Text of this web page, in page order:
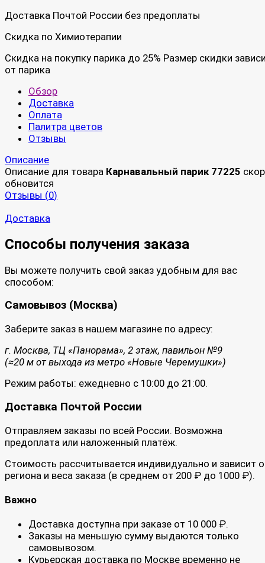
Доставка Почтой России без предоплаты
Скидка по Химиотерапии
Скидка на покупку парика до 25% Размер скидки
от парика
Обзор
Доставка
Оплата
Палитра цветов
Отзывы
Описание
Описание для товара Карнавальный парик 77225
обновится
Отзывы (0)
Доставка
Способы получения заказа
Вы можете получить свой заказ удобным для вас
способом:
Самовывоз (Москва)
Заберите заказ в нашем магазине по адресу:
г. Москва, ТЦ «Панорама», 2 этаж, павильон №9
(≈20 м от выхода из метро «Новые Черемушки»)
Режим работы: ежедневно с 10:00 до 21:00.
Доставка Почтой России
Отправляем заказы по всей России. Возможна
предоплата или наложенный платёж.
Стоимость рассчитывается индивидуально и зависит
региона и веса заказа (в среднем от 200 ₽ до 1000 ₽).
Важно
Доставка доступна при заказе от 10 000 ₽.
Заказы на меньшую сумму выдаются только
самовывозом.
Курьерская доставка по Москве временно не